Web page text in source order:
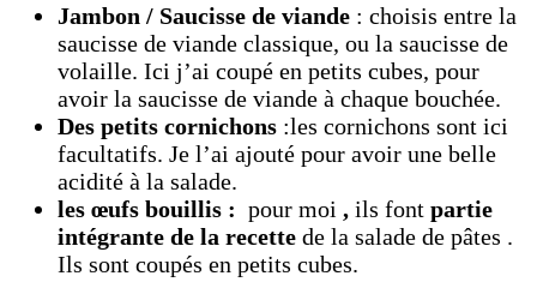
Jambon / Saucisse de viande : choisis entre la
saucisse de viande classique, ou la saucisse de
volaille. Ici j’ai coupé en petits cubes, pour
avoir la saucisse de viande à chaque bouchée.
Des petits cornichons :les cornichons sont ici
facultatifs. Je l’ai ajouté pour avoir une belle
acidité à la salade.
les œufs bouillis : pour moi , ils font partie
intégrante de la recette de la salade de pâtes .
Ils sont coupés en petits cubes.